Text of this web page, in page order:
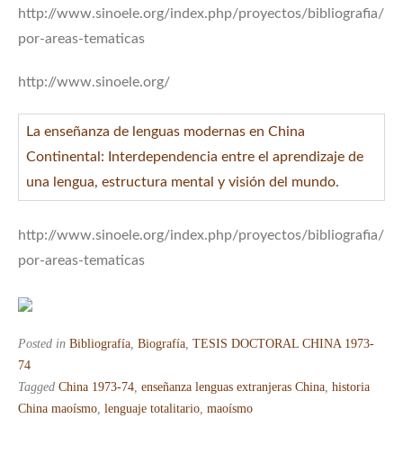
http://www.sinoele.org/index.php/proyectos/bibliografia/
por-areas-tematicas
http://www.sinoele.org/
La enseñanza de lenguas modernas en China
Continental: Interdependencia entre el aprendizaje de
una lengua, estructura mental y visión del mundo.
http://www.sinoele.org/index.php/proyectos/bibliografia/
por-areas-tematicas
Posted in Bibliografía, Biografía, TESIS DOCTORAL CHINA 1973-
74
Tagged China 1973-74, enseñanza lenguas extranjeras China, historia
China maoísmo, lenguaje totalitario, maoísmo